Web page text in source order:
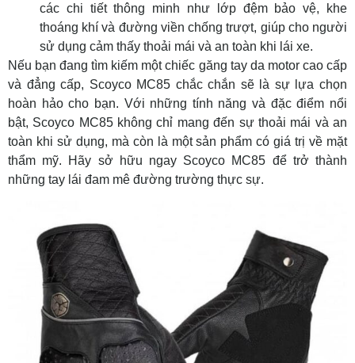
các chi tiết thông minh như lớp đệm bảo vệ, khe
thoáng khí và đường viền chống trượt, giúp cho người
sử dụng cảm thấy thoải mái và an toàn khi lái xe.
Nếu bạn đang tìm kiếm một chiếc găng tay da motor cao cấp
và đẳng cấp, Scoyco MC85 chắc chắn sẽ là sự lựa chọn
hoàn hảo cho bạn. Với những tính năng và đặc điểm nổi
bật, Scoyco MC85 không chỉ mang đến sự thoải mái và an
toàn khi sử dụng, mà còn là một sản phẩm có giá trị về mặt
thẩm mỹ. Hãy sở hữu ngay Scoyco MC85 để trở thành
những tay lái đam mê đường trường thực sự.